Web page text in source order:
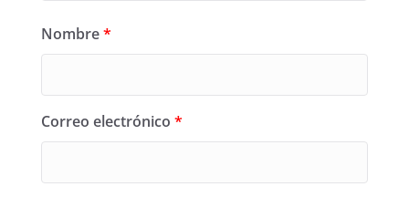
Nombre*
Correo electrónico *